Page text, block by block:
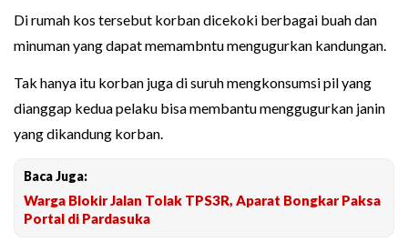
Di rumah kos tersebut korban dicekoki berbagai buah dan
minuman yang dapat memambntu mengugurkan kandungan.
Tak hanya itu korban juga di suruh mengkonsumsi pil yang
dianggap kedua pelaku bisa membantu menggugurkan janin
yang dikandung korban.
Baca Juga:
Warga Blokir Jalan Tolak TPS3R, Aparat Bongkar Paksa
Portal di Pardasuka